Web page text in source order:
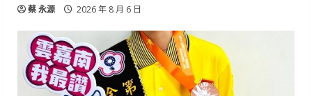
蔡 永源 2026 年 8 月 6 日